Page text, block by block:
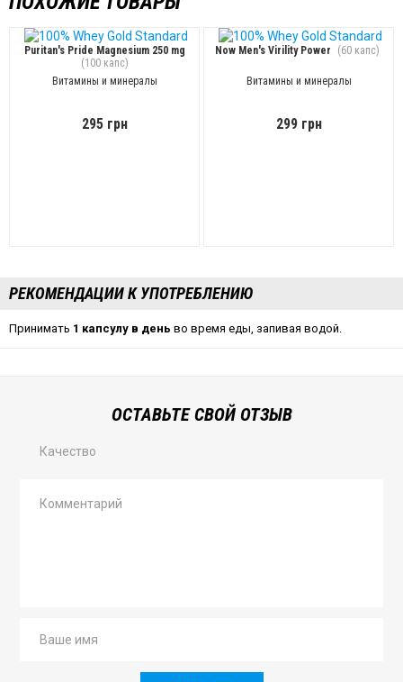
Puritan's Pride Magnesium 250 mg
(100 капс)
Витамины и минералы
295 грн
Now Men's Virility Power (60 капс)
Витамины и минералы
299 грн
РЕКОМЕНДАЦИИ К УПОТРЕБЛЕНИЮ
Принимать 1 капсулу в день во время еды, запивая водой.
ОСТАВЬТЕ СВОЙ ОТЗЫВ
Качество